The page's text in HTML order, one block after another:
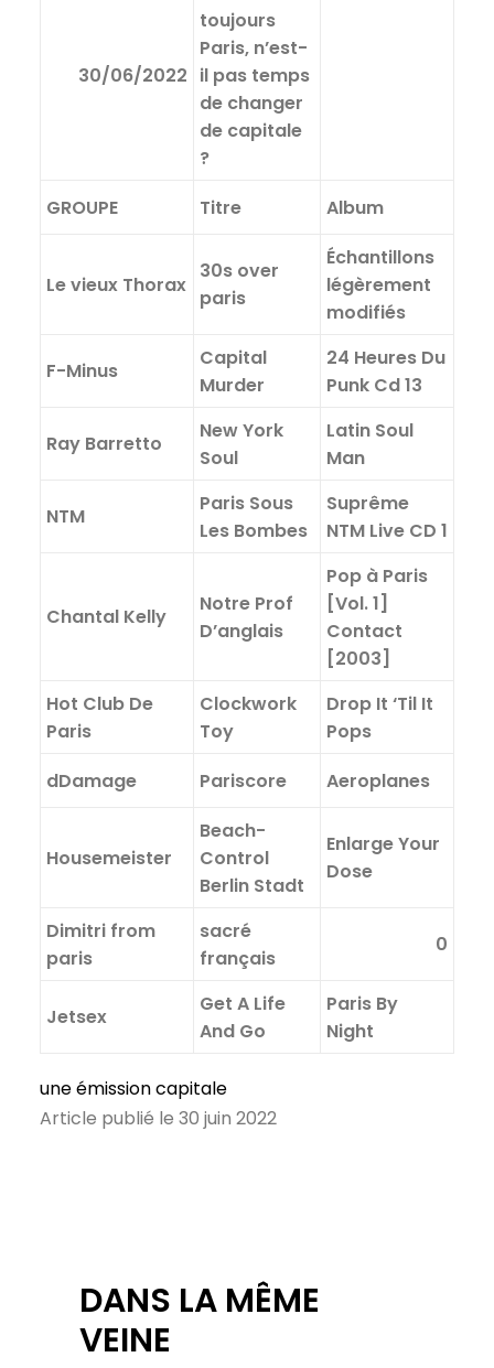
30/06/2022
toujours
Paris, n’est-
il pas temps
de changer
de capitale
?
GROUPE
Titre Album
Le vieux Thorax
30s over
paris
Échantillons
légèrement
modifiés
F-Minus
Capital
Murder
24 Heures Du
Punk Cd 13
Ray Barretto
New York
Soul
Latin Soul
Man
NTM
Paris Sous
Les Bombes
Suprême
NTM Live CD 1
Chantal Kelly
Notre Prof
D’anglais
Pop à Paris
[Vol. 1]
Contact
[2003]
Hot Club De
Paris
Clockwork
Toy
Drop It ‘Til It
Pops
dDamage
Pariscore Aeroplanes
Housemeister
Beach-
Control
Berlin Stadt
Enlarge Your
Dose
Dimitri from
paris
sacré
français
0
Jetsex
Get A Life
And Go
Paris By
Night
une émission capitale
Article publié le 30 juin 2022
DANS LA MÊME
VEINE